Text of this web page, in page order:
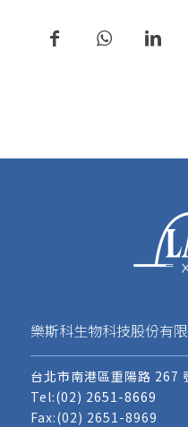
樂斯科生物科技股份有
台北市南港區重陽路 267
Tel:(02) 2651-8669
Fax:(02) 2651-8969